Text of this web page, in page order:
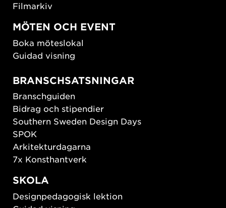
Filmarkiv
MÖTEN OCH EVENT
Boka möteslokal
Guidad visning
BRANSCHSATSNINGAR
Branschguiden
Bidrag och stipendier
Southern Sweden Design Days
SPOK
Arkitekturdagarna
7x Konsthantverk
SKOLA
Designpedagogisk lektion